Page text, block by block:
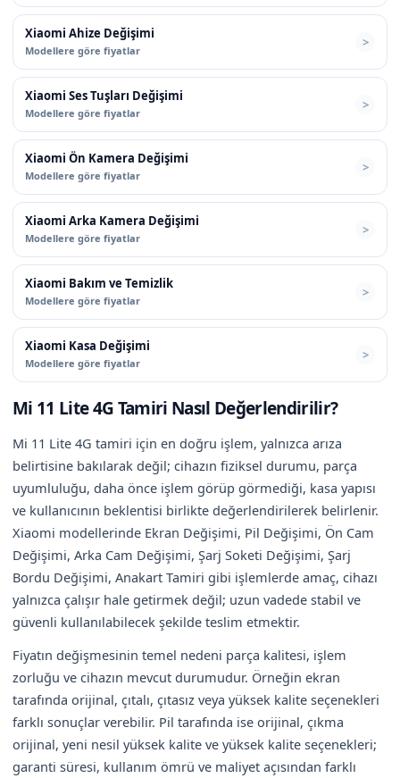
Xiaomi Ahize Değişimi
Modellere göre fiyatlar
Xiaomi Ses Tuşları Değişimi
Modellere göre fiyatlar
Xiaomi Ön Kamera Değişimi
Modellere göre fiyatlar
Xiaomi Arka Kamera Değişimi
Modellere göre fiyatlar
Xiaomi Bakım ve Temizlik
Modellere göre fiyatlar
Xiaomi Kasa Değişimi
Modellere göre fiyatlar
Mi 11 Lite 4G Tamiri Nasıl Değerlendirilir?
Mi 11 Lite 4G tamiri için en doğru işlem, yalnızca arıza
belirtisine bakılarak değil; cihazın fiziksel durumu, parça
uyumluluğu, daha önce işlem görüp görmediği, kasa yapısı
ve kullanıcının beklentisi birlikte değerlendirilerek belirlenir.
Xiaomi modellerinde Ekran Değişimi, Pil Değişimi, Ön Cam
Değişimi, Arka Cam Değişimi, Şarj Soketi Değişimi, Şarj
Bordu Değişimi, Anakart Tamiri gibi işlemlerde amaç, cihazı
yalnızca çalışır hale getirmek değil; uzun vadede stabil ve
güvenli kullanılabilecek şekilde teslim etmektir.
Fiyatın değişmesinin temel nedeni parça kalitesi, işlem
zorluğu ve cihazın mevcut durumudur. Örneğin ekran
tarafında orijinal, çıtalı, çıtasız veya yüksek kalite seçenekleri
farklı sonuçlar verebilir. Pil tarafında ise orijinal, çıkma
orijinal, yeni nesil yüksek kalite ve yüksek kalite seçenekleri;
garanti süresi, kullanım ömrü ve maliyet açısından farklı